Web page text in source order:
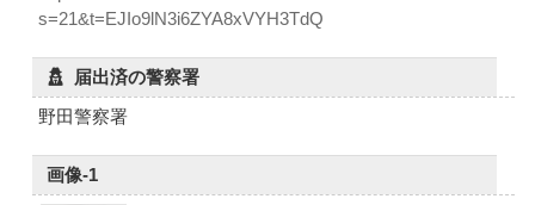
s=21&t=EJIo9lN3i6ZYA8xVYH3TdQ
届出済の警察署
野田警察署
画像-1